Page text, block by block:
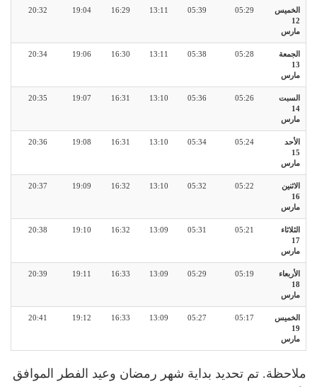
الخميس
12
مارس
05:29
05:39
13:11
16:29
19:04
20:32
الجمعة
13
مارس
05:28
05:38
13:11
16:30
19:06
20:34
السبت
14
مارس
05:26
05:36
13:10
16:31
19:07
20:35
الأحد
15
مارس
05:24
05:34
13:10
16:31
19:08
20:36
الاثنين
16
مارس
05:22
05:32
13:10
16:32
19:09
20:37
الثلاثاء
17
مارس
05:21
05:31
13:09
16:32
19:10
20:38
الأربعاء
18
مارس
05:19
05:29
13:09
16:33
19:11
20:39
الخميس
19
مارس
05:17
05:27
13:09
16:33
19:12
20:41
ملاحظة. تم تحديد بداية شهر رمضان وعيد الفطر الموافق